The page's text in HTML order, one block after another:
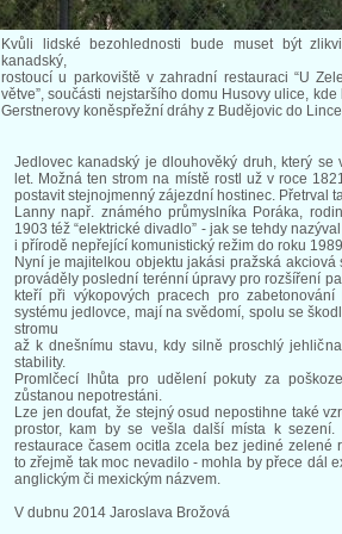
Kvůli lidské bezohlednosti bude muset být
kanadský,
rostoucí u parkoviště v zahradní restauraci “U
větve”, součásti nejstaršího domu Husovy ulice,
Gerstnerovy koněspřežní dráhy z Budějovic do
Jedlovec kanadský je dlouhověký druh, který
let. Možná ten strom na místě rostl už v roce
postavit stejnojmenný zájezdní hostinec. Přetrval
Lanny např. známého průmyslníka Poráka,
1903 též “elektrické divadlo” - jak se tehdy
i přírodě nepřející komunistický režim do roku
Nyní je majitelkou objektu jakási pražská
prováděly poslední terénní úpravy pro rozšíření
kteří při výkopových pracech pro
systému jedlovce, mají na svědomí, spolu se
stromu
až k dnešnímu stavu, kdy silně proschlý
stability.
Promlčecí lhůta pro udělení pokuty za
zůstanou nepotrestáni.
Lze jen doufat, že stejný osud nepostihne také
prostor, kam by se vešla další místa k
restaurace časem ocitla zcela bez jediné zelené
to zřejmě tak moc nevadilo - mohla by přece dál
anglickým či mexickým názvem.
V dubnu 2014 Jaroslava Brožová